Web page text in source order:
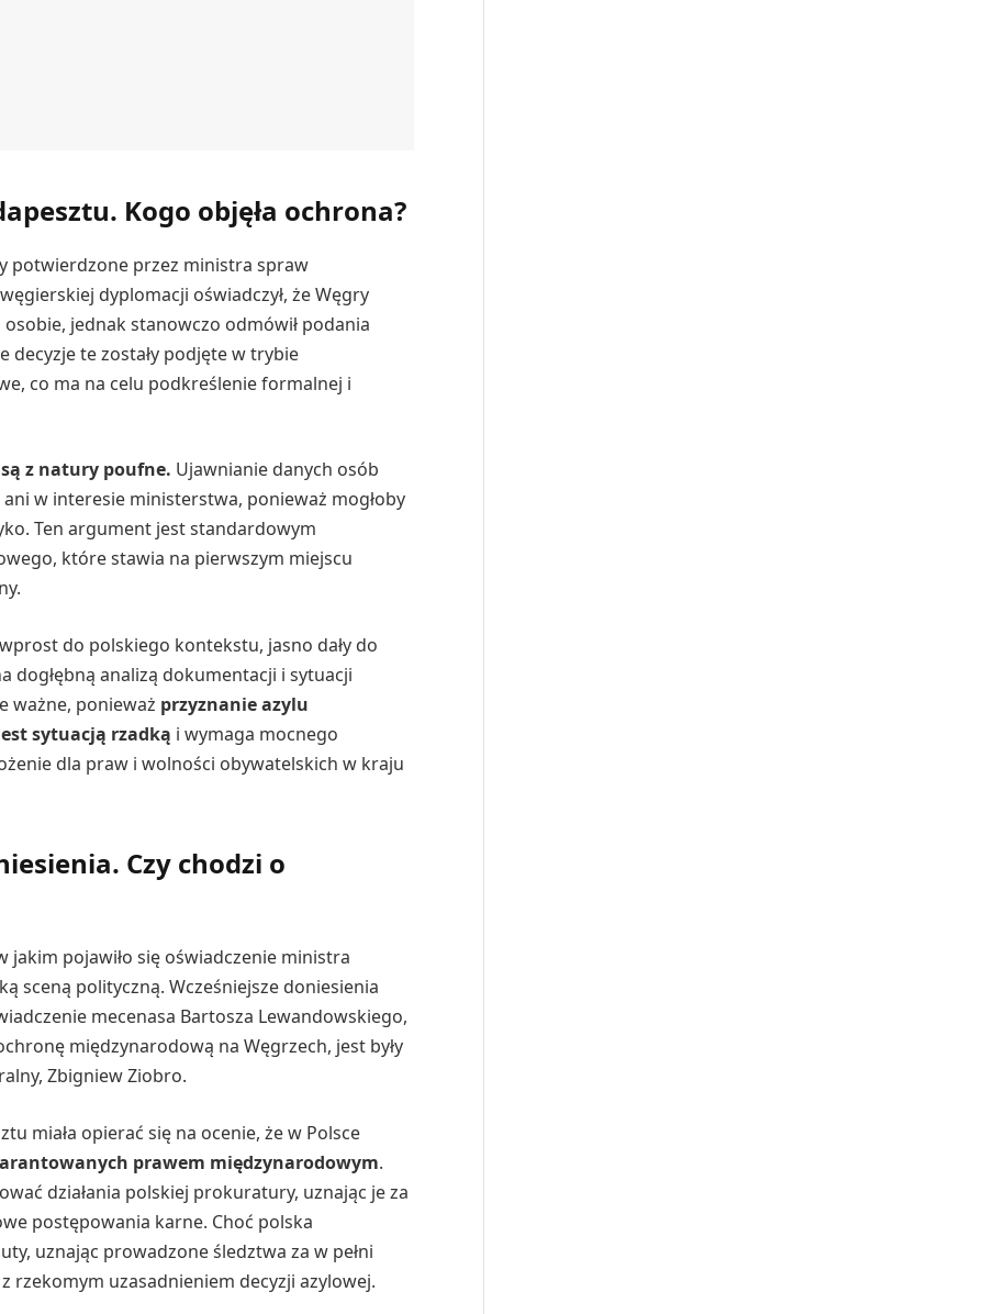
Kogo objęła ochrona?
potwierdzone przez ministra spraw
dyplomacji oświadczył, że Węgry
jednak stanowczo odmówił podania
decyzje te zostały podjęte w trybie
co ma na celu podkreślenie formalnej i
z natury poufne. Ujawnianie danych osób
w interesie ministerstwa, ponieważ mogłoby
Ten argument jest standardowym
które stawia na pierwszym miejscu
do polskiego kontekstu, jasno dały do
dogłębną analizą dokumentacji i sytuacji
ważne, ponieważ przyznanie azylu
sytuacją rzadką i wymaga mocnego
dla praw i wolności obywatelskich w kraju
Czy chodzi o
pojawiło się oświadczenie ministra
sceną polityczną. Wcześniejsze doniesienia
mecenasa Bartosza Lewandowskiego,
międzynarodową na Węgrzech, jest były
Zbigniew Ziobro.
miała opierać się na ocenie, że w Polsce
prawem międzynarodowym.
działania polskiej prokuratury, uznając je za
postępowania karne. Choć polska
uznając prowadzone śledztwa za w pełni
rzekomym uzasadnieniem decyzji azylowej.